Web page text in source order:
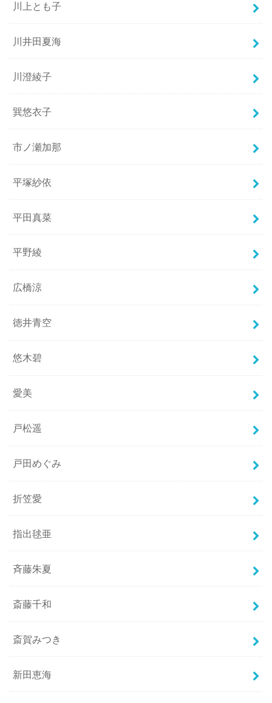
川上とも子
川井田夏海
川澄綾子
巽悠衣子
市ノ瀬加那
平塚紗依
平田真菜
平野綾
広橋涼
徳井青空
悠木碧
愛美
戸松遥
戸田めぐみ
折笠愛
指出毬亜
斉藤朱夏
斎藤千和
斎賀みつき
新田恵海